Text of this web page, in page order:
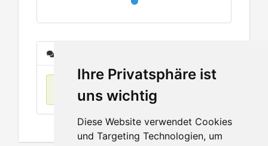
Ihre Privatsphäre ist
uns wichtig
Diese Website verwendet Cookies
und Targeting Technologien, um
Keine Einträge